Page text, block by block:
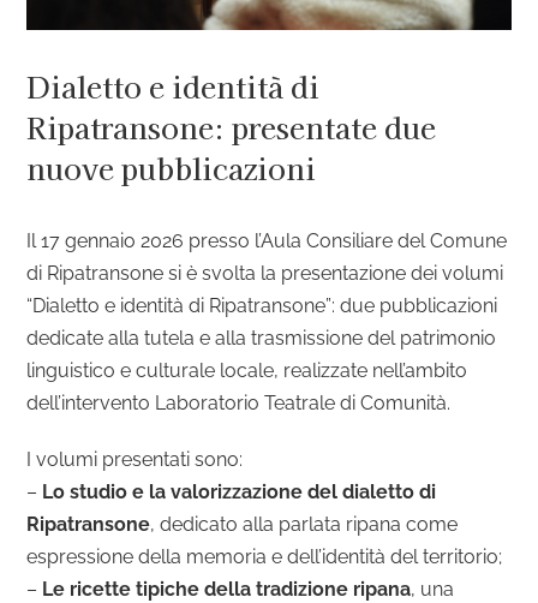
Dialetto e identità di
Ripatransone: presentate due
nuove pubblicazioni
Il 17 gennaio 2026 presso l’Aula Consiliare del Comune
di Ripatransone si è svolta la presentazione dei volumi
“Dialetto e identità di Ripatransone”: due pubblicazioni
dedicate alla tutela e alla trasmissione del patrimonio
linguistico e culturale locale, realizzate nell’ambito
dell’intervento Laboratorio Teatrale di Comunità.
I volumi presentati sono:
– Lo studio e la valorizzazione del dialetto di
Ripatransone, dedicato alla parlata ripana come
espressione della memoria e dell’identità del territorio;
– Le ricette tipiche della tradizione ripana, una